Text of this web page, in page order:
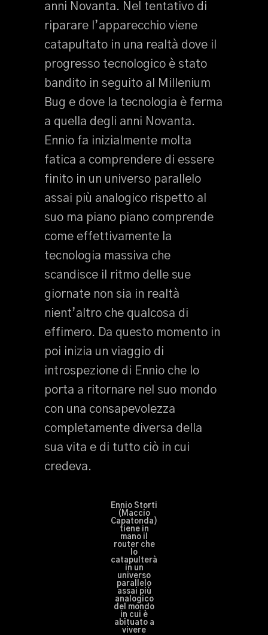
anni Novanta. Nel tentativo di
riparare l’apparecchio viene
catapultato in una realtà dove il
progresso tecnologico è stato
bandito in seguito al Millenium
Bug e dove la tecnologia è ferma
a quella degli anni Novanta.
Ennio fa inizialmente molta
fatica a comprendere di essere
finito in un universo parallelo
assai più analogico rispetto al
suo ma piano piano comprende
come effettivamente la
tecnologia massiva che
scandisce il ritmo delle sue
giornate non sia in realtà
nient’altro che qualcosa di
effimero. Da questo momento in
poi inizia un viaggio di
introspezione di Ennio che lo
porta a ritornare nel suo mondo
con una consapevolezza
completamente diversa della
sua vita e di tutto ciò in cui
credeva.
Ennio Storti
(Maccio
Capatonda)
tiene in
mano il
router che
lo
catapulterà
in un
universo
parallelo
assai più
analogico
del mondo
in cui è
abituato a
vivere